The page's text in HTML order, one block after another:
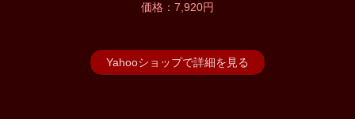
価格：7,920円
Yahooショップで詳細を見る